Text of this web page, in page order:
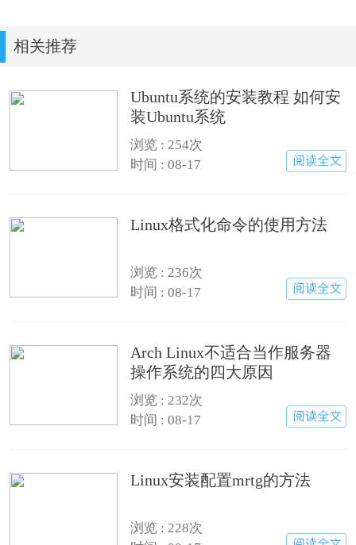
相关推荐
Ubuntu系统的安装教程 如何安
装Ubuntu系统
浏览 : 254次
时间 : 08-17
Linux格式化命令的使用方法
浏览 : 236次
时间 : 08-17
Arch Linux不适合当作服务器
操作系统的四大原因
浏览 : 232次
时间 : 08-17
Linux安装配置mrtg的方法
浏览 : 228次